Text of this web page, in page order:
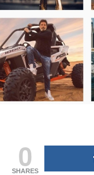
0
SHARES